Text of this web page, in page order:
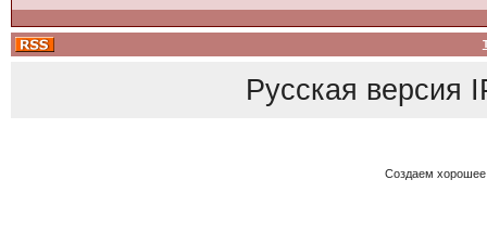
Русская версия
Создаем